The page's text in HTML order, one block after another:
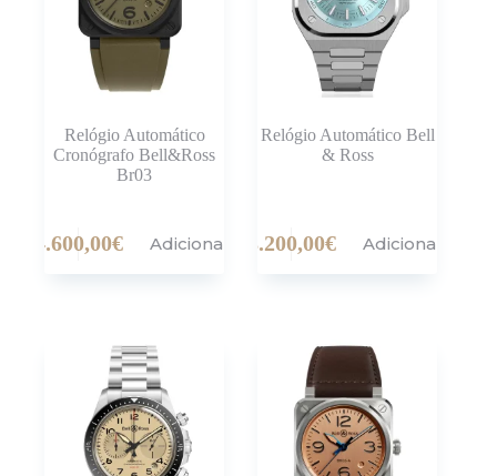
Relógio Automático
Cronógrafo Bell&Ross
Br03
4.600,00€ Adicionar
Relógio Automático Bell
& Ross
8.200,00€ Adicionar